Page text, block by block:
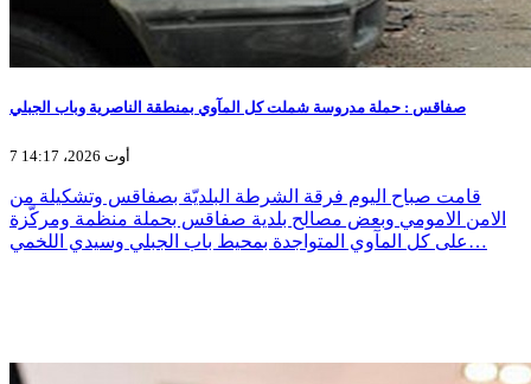
صفاقس : حملة مدروسة شملت كل المآوي بمنطقة الناصرية وباب الجبلي
7 أوت 2026، 14:17
قامت صباح اليوم فرقة الشرطة البلديّة بصفاقس وتشكيلة من
الامن الامومي وبعض مصالح بلدية صفاقس بحملة منظمة ومركّزة
على كل المآوي المتواجدة بمحيط باب الجبلي وسيدي اللخمي…